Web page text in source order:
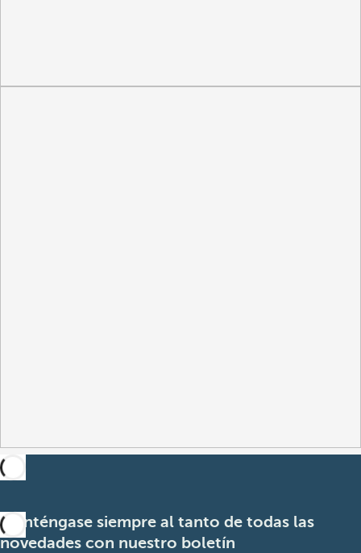
Manténgase siempre al tanto de todas las
novedades con nuestro boletín